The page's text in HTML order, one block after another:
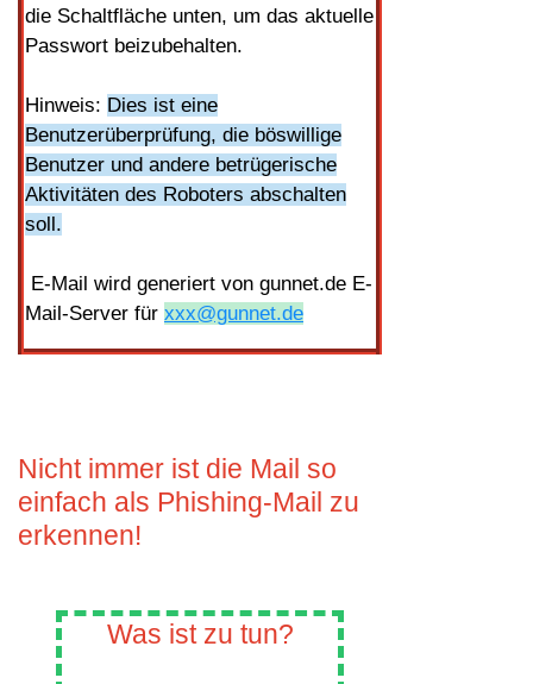
die Schaltfläche unten, um das aktuelle
Passwort beizubehalten.
Hinweis: Dies ist eine
Benutzerüberprüfung, die böswillige
Benutzer und andere betrügerische
Aktivitäten des Roboters abschalten
soll.
E-Mail wird generiert von gunnet.de E-
Mail-Server für xxx@gunnet.de
Nicht immer ist die Mail so
einfach als Phishing-Mail zu
erkennen!
Was ist zu tun?